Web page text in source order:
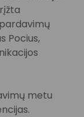
Pocius,
metu